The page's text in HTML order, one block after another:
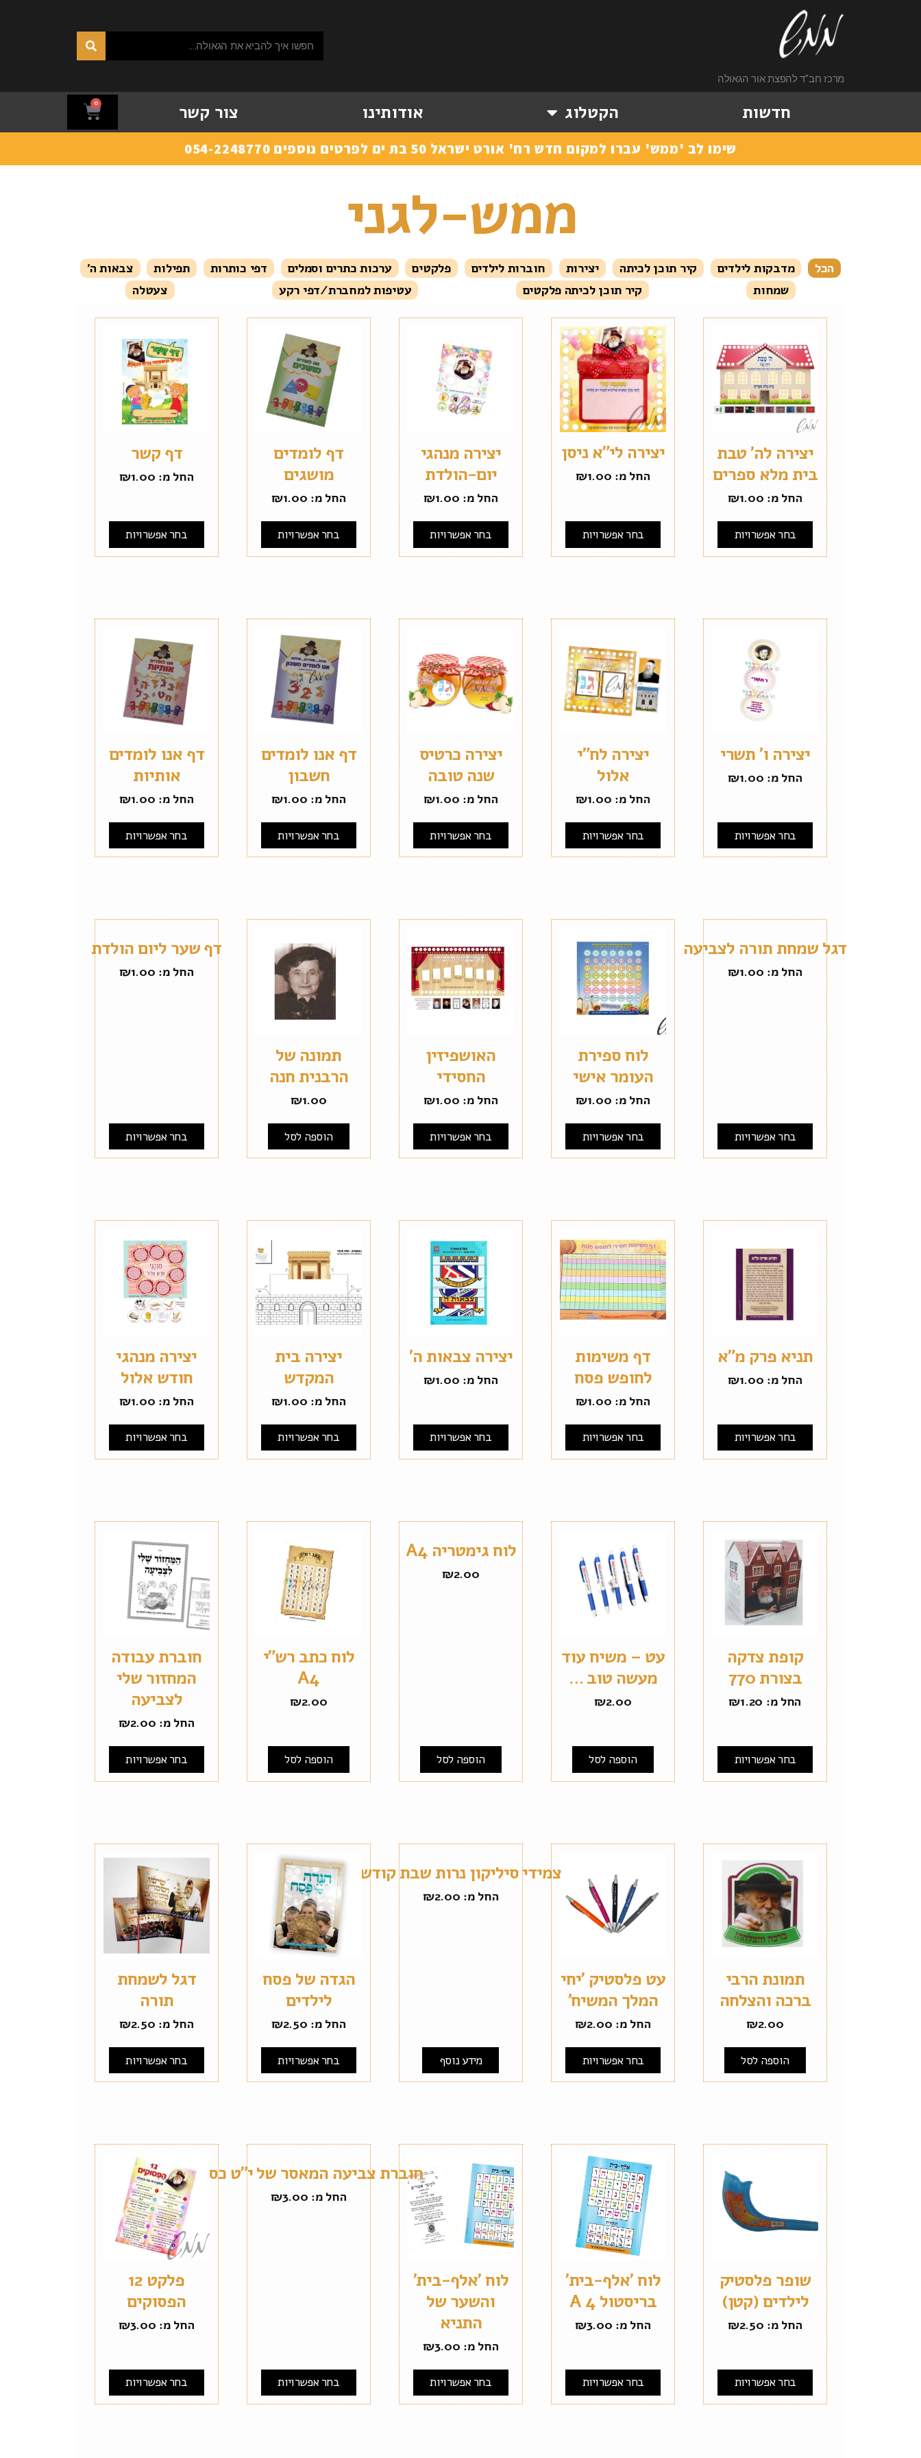
מרכז חב"ד להפצת אור הגאולה
חדשות הקטלוג אודותינו צור קשר 0
שימו לב 'ממש' עברו למקום חדש רח' אורט ישראל 50 בת ים לפרטים נוספים 054-2248770
ממש-לגני
הכל מדבקות לילדים קיר תוכן לכיתה יצירות חוברות לילדים פלקטים ערכות כתרים וסמלים דפי כותרות תפילות
צבאות ה'
שמחות
קיר תוכן לכיתה פלקטים עטיפות למחברת/דפי רקע צעטלה
יצירה לה' טבת
בית מלא ספרים
החל מ: ₪1.00
בחר אפשרויות
יצירה לי"א ניסן
החל מ: ₪1.00
בחר אפשרויות
יצירה מנהגי
יום-הולדת
החל מ: ₪1.00
בחר אפשרויות
דף לומדים
מושגים
החל מ: ₪1.00
בחר אפשרויות
דף קשר
החל מ: ₪1.00
בחר אפשרויות
יצירה ו' תשרי
החל מ: ₪1.00
בחר אפשרויות
יצירה לח"י
אלול
החל מ: ₪1.00
בחר אפשרויות
יצירה כרטיס
שנה טובה
החל מ: ₪1.00
בחר אפשרויות
דף אנו לומדים
חשבון
החל מ: ₪1.00
בחר אפשרויות
דף אנו לומדים
אותיות
החל מ: ₪1.00
בחר אפשרויות
דגל שמחת תורה לצביעה
החל מ: ₪1.00
בחר אפשרויות
לוח ספירת
העומר אישי
החל מ: ₪1.00
בחר אפשרויות
האושפיזין
החסידי
החל מ: ₪1.00
בחר אפשרויות
תמונה של
הרבנית חנה
₪1.00
הוספה לסל
דף שער ליום הולדת
החל מ: ₪1.00
בחר אפשרויות
תניא פרק מ"א
החל מ: ₪1.00
בחר אפשרויות
דף משימות
לחופש פסח
החל מ: ₪1.00
בחר אפשרויות
יצירה צבאות ה'
החל מ: ₪1.00
בחר אפשרויות
יצירה בית
המקדש
החל מ: ₪1.00
בחר אפשרויות
יצירה מנהגי
חודש אלול
החל מ: ₪1.00
בחר אפשרויות
קופת צדקה
בצורת 770
החל מ: ₪1.20
בחר אפשרויות
עט – משיח עוד
מעשה טוב …
₪2.00
הוספה לסל
לוח גימטריה A4
₪2.00
הוספה לסל
לוח כתב רש"י
A4
₪2.00
הוספה לסל
חוברת עבודה
המחזור שלי
לצביעה
החל מ: ₪2.00
בחר אפשרויות
תמונת הרבי
ברכה והצלחה
₪2.00
הוספה לסל
עט פלסטיק 'יחי
המלך המשיח'
החל מ: ₪2.00
בחר אפשרויות
צמידי סיליקון נרות שבת קודש
החל מ: ₪2.00
מידע נוסף
הגדה של פסח
לילדים
החל מ: ₪2.50
בחר אפשרויות
דגל לשמחת
תורה
החל מ: ₪2.50
בחר אפשרויות
שופר פלסטיק
לילדים (קטן)
החל מ: ₪2.50
בחר אפשרויות
לוח 'אלף-בית'
בריסטול A 4
החל מ: ₪3.00
בחר אפשרויות
לוח 'אלף-בית'
והשער של
התניא
החל מ: ₪3.00
בחר אפשרויות
חוברת צביעה המאסר של י"ט כסלו
החל מ: ₪3.00
בחר אפשרויות
פלקט 12
הפסוקים
החל מ: ₪3.00
בחר אפשרויות